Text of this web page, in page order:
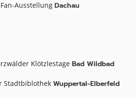
Ausstellung Dachau
Klötzlestage Bad Wildbad
Stadtbiblothek Wuppertal-Elberfeld